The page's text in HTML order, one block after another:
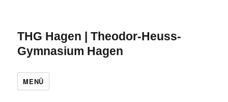
THG Hagen | Theodor-Heuss-
Gymnasium Hagen
MENÜ